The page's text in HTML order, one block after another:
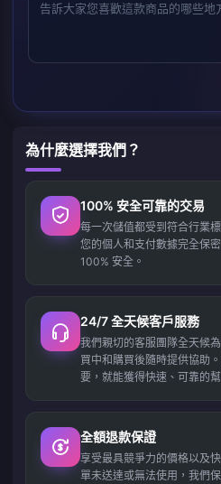
為什麼選擇我們？
100% 安全可靠的交易
每一次儲值都受到符合行業
您的個人和支付數據完全保
100% 安全。
24/7 全天候客戶服務
我們親切的客服團隊全天候
買中和購買後隨時提供協助
要，就能獲得快速、可靠的幫
全額退款保證
享受最具競爭力的價格以及
單未送達或無法使用，我們